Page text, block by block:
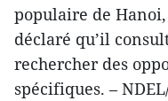
populaire de
déclaré qu’il
rechercher des
spécifiques. –